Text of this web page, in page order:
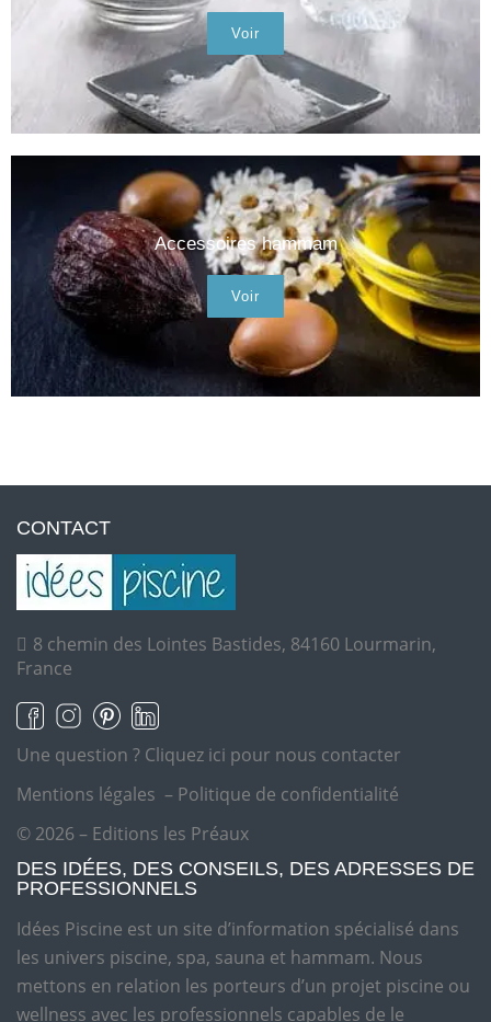
Voir
Accessoires hammam
Voir
CONTACT
8 chemin des Lointes Bastides, 84160 Lourmarin,
France
Une question ? Cliquez ici pour nous contacter
Mentions légales – Politique de confidentialité
© 2026 – Editions les Préaux
DES IDÉES, DES CONSEILS, DES ADRESSES DE
PROFESSIONNELS
Idées Piscine est un site d’information spécialisé dans
les univers piscine, spa, sauna et hammam. Nous
mettons en relation les porteurs d’un projet piscine ou
wellness avec les professionnels capables de le